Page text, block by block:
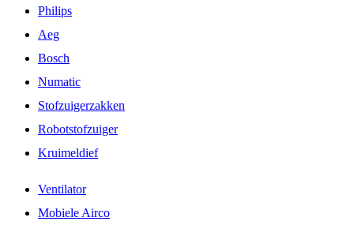
Philips
Aeg
Bosch
Numatic
Stofzuigerzakken
Robotstofzuiger
Kruimeldief
Ventilator
Mobiele Airco